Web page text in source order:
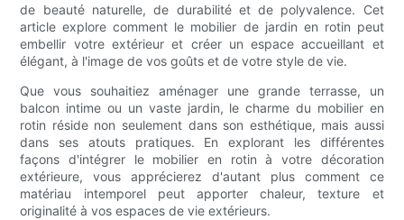
de beauté naturelle, de durabilité et de polyvalence. Cet
article explore comment le mobilier de jardin en rotin peut
embellir votre extérieur et créer un espace accueillant et
élégant, à l'image de vos goûts et de votre style de vie.
Que vous souhaitiez aménager une grande terrasse, un
balcon intime ou un vaste jardin, le charme du mobilier en
rotin réside non seulement dans son esthétique, mais aussi
dans ses atouts pratiques. En explorant les différentes
façons d'intégrer le mobilier en rotin à votre décoration
extérieure, vous apprécierez d'autant plus comment ce
matériau intemporel peut apporter chaleur, texture et
originalité à vos espaces de vie extérieurs.